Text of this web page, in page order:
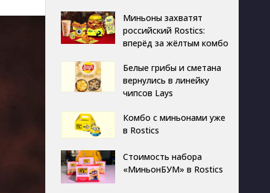
Миньоны захватят
российский Rostics:
вперёд за жёлтым комбо
Белые грибы и сметана
вернулись в линейку
чипсов Lays
Комбо с миньонами уже
в Rostics
Стоимость набора
«МиньонБУМ» в Rostics